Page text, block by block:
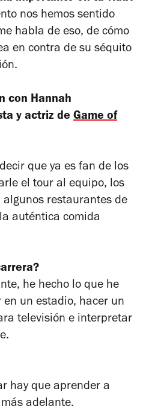
nos hemos sentido
habla de eso, de cómo
en contra de su séquito
con Hannah
y actriz de Game of
que ya es fan de los
el tour al equipo, los
algunos restaurantes de
auténtica comida
he hecho lo que he
un estadio, hacer un
televisión e interpretar
hay que aprender a
adelante.